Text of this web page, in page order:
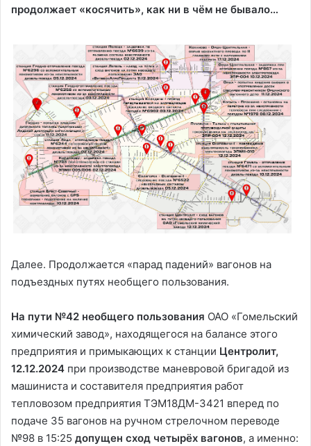
продолжает «косячить», как ни в чём не бывало…
Далее. Продолжается «парад падений» вагонов на
подъездных путях необщего пользования.
На пути №42 необщего пользования ОАО «Гомельский
химический завод», находящегося на балансе этого
предприятия и примыкающих к станции Центролит,
12.12.2024 при производстве маневровой бригадой из
машиниста и составителя предприятия работ
тепловозом предприятия ТЭМ18ДМ-3421 вперед по
подаче 35 вагонов на ручном стрелочном переводе
№98 в 15:25 допущен сход четырёх вагонов, а именно: